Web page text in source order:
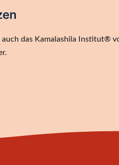
das Kamalashila Institut®